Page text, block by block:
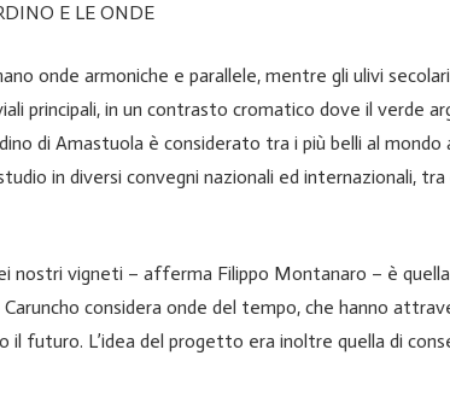
E LE ONDE
onde armoniche e parallele, mentre gli ulivi
principali, in un contrasto cromatico dove il verde
di Amastuola è considerato tra i più belli al
in diversi convegni nazionali ed internazionali,
nostri vigneti – afferma Filippo Montanaro – è
considera onde del tempo, che hanno
il futuro. L’idea del progetto era inoltre quella di